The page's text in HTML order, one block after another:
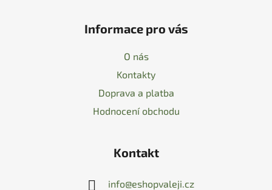
Informace pro vás
O nás
Kontakty
Doprava a platba
Hodnocení obchodu
Kontakt
info@eshopvaleji.cz